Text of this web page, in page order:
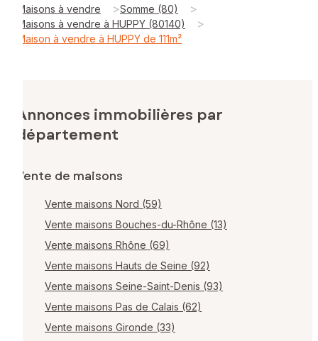
Maisons à vendre >Somme (80) >
Maisons à vendre à HUPPY (80140) >
Maison à vendre à HUPPY de 111m²
Annonces immobilières par
département
Vente de maisons
Vente maisons Nord (59)
Vente maisons Bouches-du-Rhône (13)
Vente maisons Rhône (69)
Vente maisons Hauts de Seine (92)
Vente maisons Seine-Saint-Denis (93)
Vente maisons Pas de Calais (62)
Vente maisons Gironde (33)